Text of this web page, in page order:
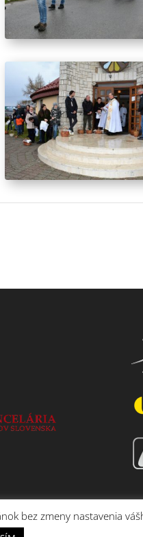
bez zmeny nastavenia